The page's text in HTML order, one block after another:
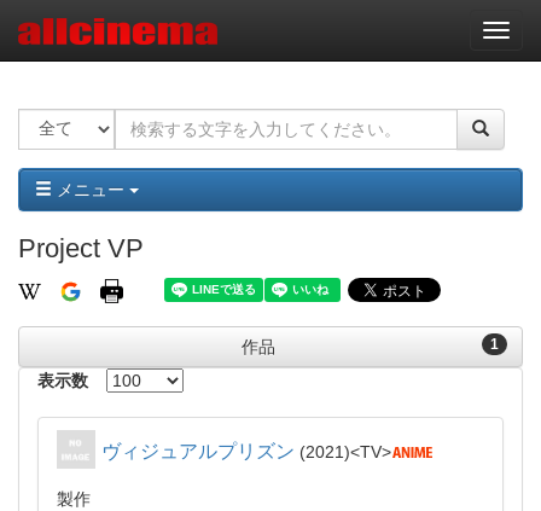
ナ
ビ
ー
ョ
ン
メニュー
Project VP
1
作品
表示数
ヴィジュアルプリズン 2021 TV
製作